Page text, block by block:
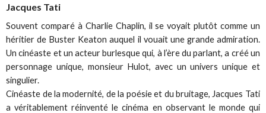
Jacques Tati
Souvent comparé à Charlie Chaplin, il se voyait plutôt comme un
héritier de Buster Keaton auquel il vouait une grande admiration.
Un cinéaste et un acteur burlesque qui, à l’ère du parlant, a créé un
personnage unique, monsieur Hulot, avec un univers unique et
singulier.
Cinéaste de la modernité, de la poésie et du bruitage, Jacques Tati
a véritablement réinventé le cinéma en observant le monde qui